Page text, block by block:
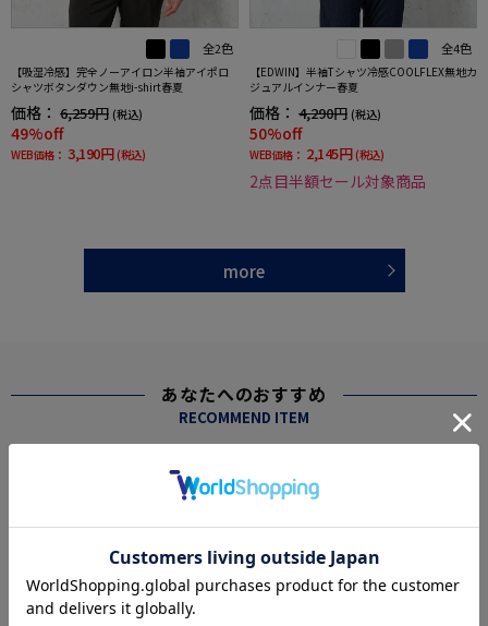
全2色
【吸湿冷感】完全ノーアイロン半袖アイポロ
シャツボタンダウン無地i-shirt春夏
価格： 6,259円 (税込)
49%off
WEB価格： 3,190円 (税込)
全4色
【EDWIN】半袖Tシャツ冷感COOLFLEX無地カ
ジュアルインナー春夏
価格： 4,290円 (税込)
50%off
WEB価格： 2,145円 (税込)
2点目半額セール対象商品
more
あなたへのおすすめ
RECOMMEND ITEM